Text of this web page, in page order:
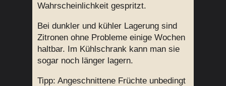
Wahrscheinlichkeit gespritzt.
Bei dunkler und kühler Lagerung sind
Zitronen ohne Probleme einige Wochen
haltbar. Im Kühlschrank kann man sie
sogar noch länger lagern.
Tipp: Angeschnittene Früchte unbedingt